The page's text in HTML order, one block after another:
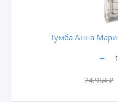
Тумба Анна
24.964 ₽